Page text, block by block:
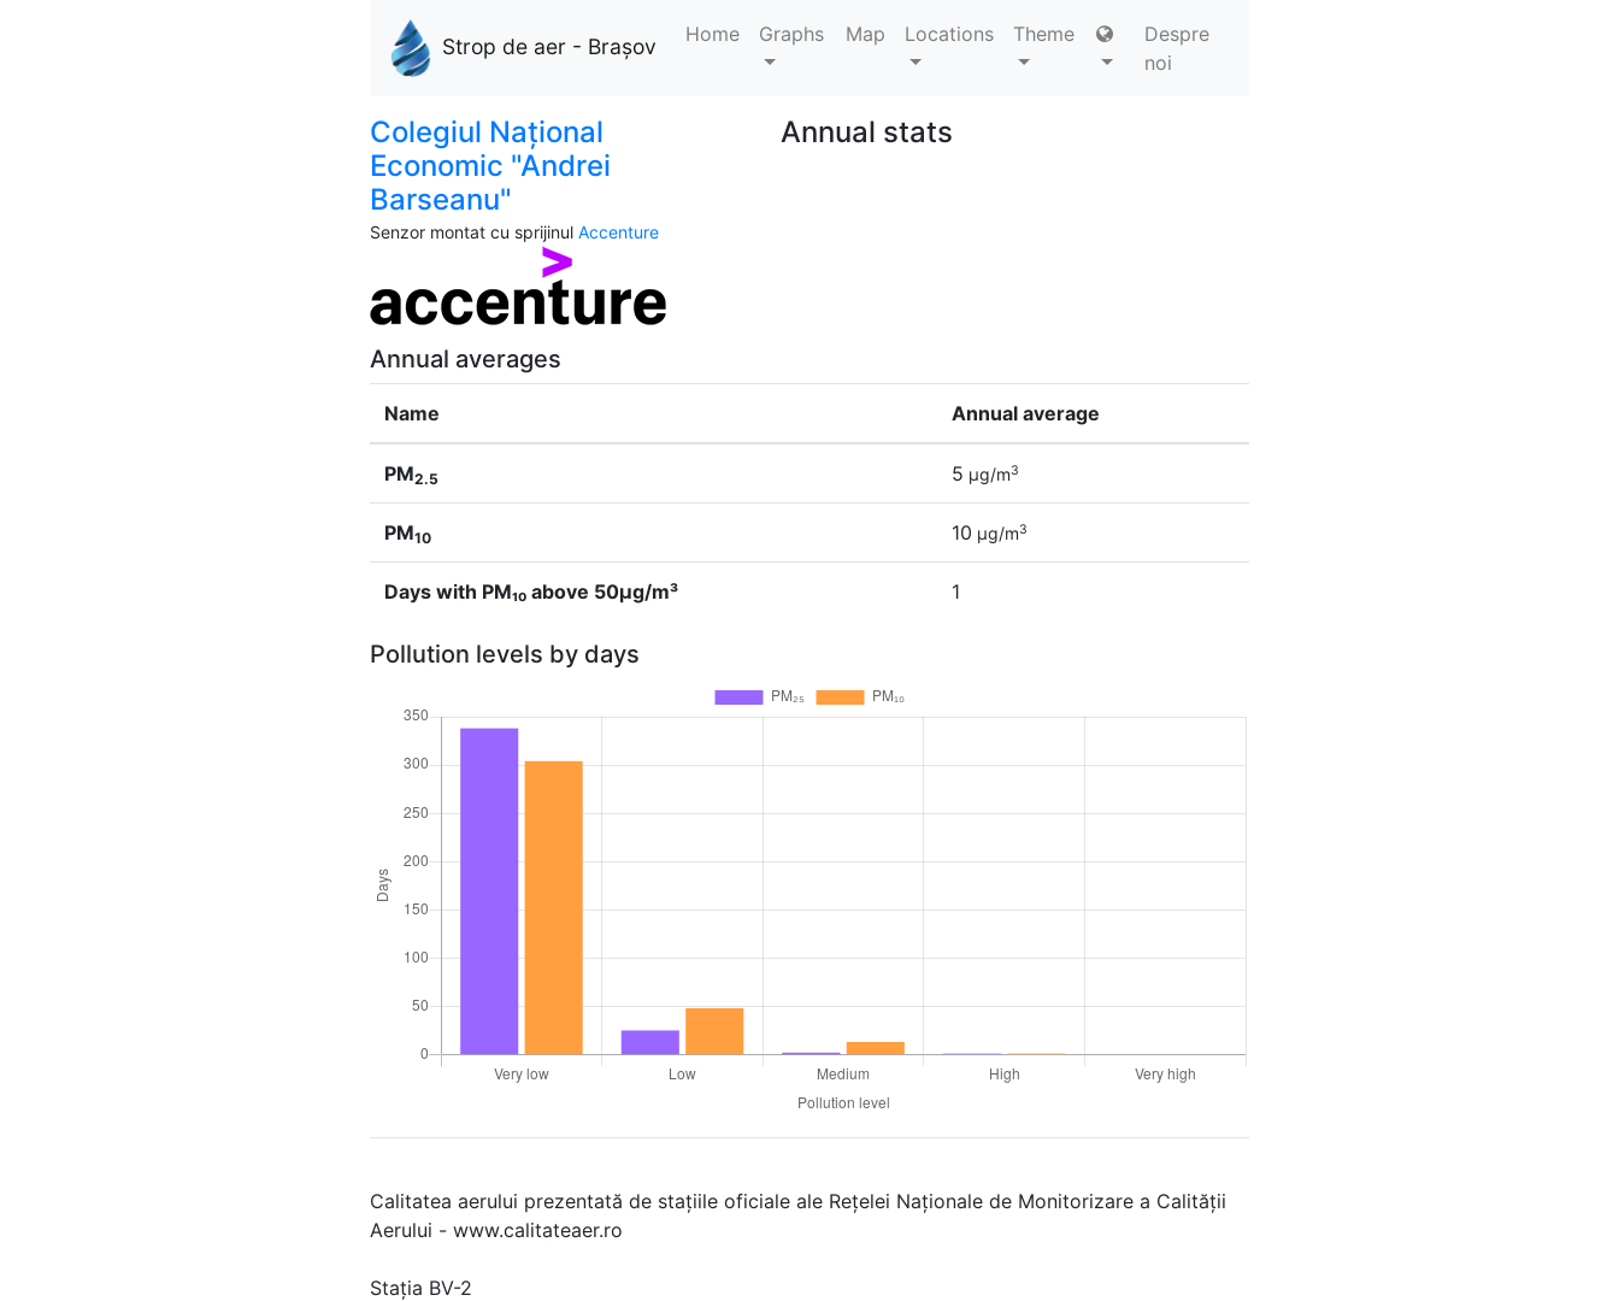
Strop de aer - Brașov Home Graphs Map Locations Theme
Despre
noi
Colegiul Național
Economic "Andrei
Barseanu"
Senzor montat cu sprijinul Accenture
Annual stats
Annual averages
Name Annual average
PM2.5 5 µg/m3
PM10 10 µg/m3
Days with PM₁₀ above 50µg/m³ 1
Pollution levels by days
Calitatea aerului prezentată de stațiile oficiale ale Rețelei Naționale de Monitorizare a Calității
Aerului - www.calitateaer.ro
Stația BV-2